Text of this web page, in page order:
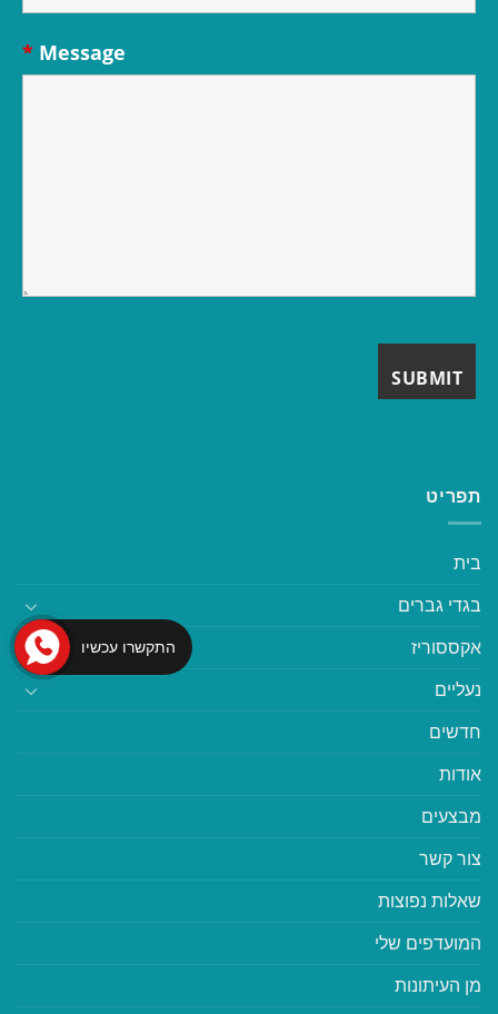
Message
*
תפריט
בית
בגדי גברים
אקססוריז
נעליים
חדשים
אודות
מבצעים
צור קשר
שאלות נפוצות
המועדפים שלי
מן העיתונות
התקשרו עכשיו